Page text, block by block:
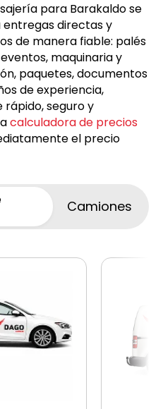
para Barakaldo se
directas y
de manera fiable: palés
maquinaria y
paquetes, documentos
de experiencia,
seguro y
calculadora de precios
el precio
Camiones